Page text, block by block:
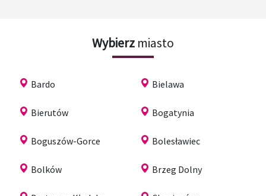
Wybierz miasto
Bardo Bielawa
Bierutów Bogatynia
Boguszów-Gorce Bolesławiec
Bolków Brzeg Dolny